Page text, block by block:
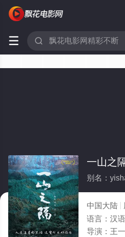
 
一山之
别名：
中国大陆
语言： 汉
导演： 王